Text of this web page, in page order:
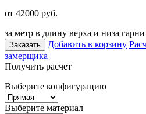
от 42000 руб.
за метр в длину верха и низа
Заказать Добавить в корзину
замерщика
Получить расчет
Выберите конфигурацию
Выберите материал